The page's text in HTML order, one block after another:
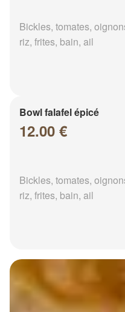
Bickles, tomates,
riz, frites, bain, ail
Bowl falafel épicé
12.00 €
Bickles, tomates,
riz, frites, bain, ail